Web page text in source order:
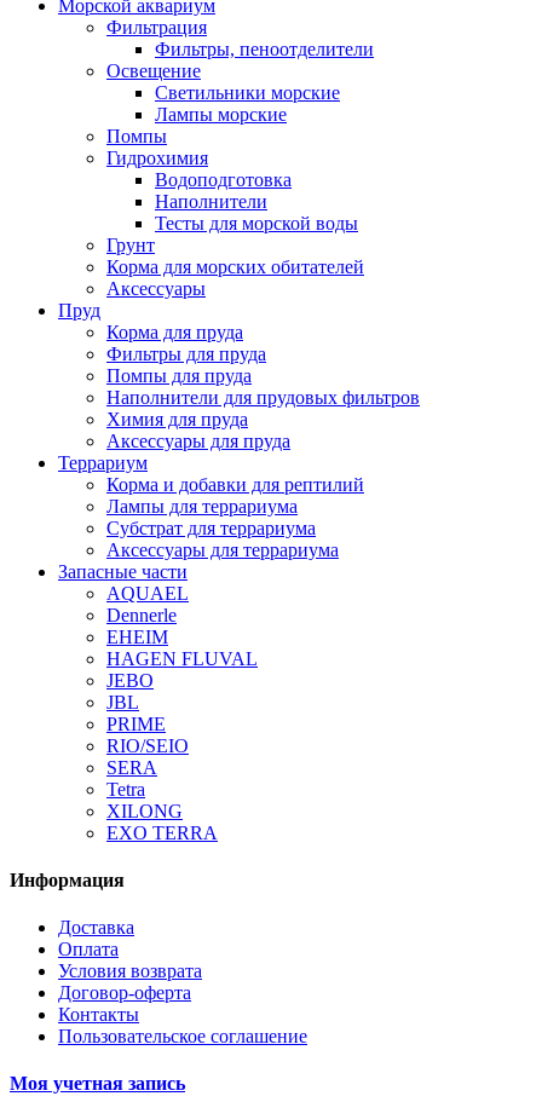
Морской аквариум
Фильтрация
Фильтры, пеноотделители
Освещение
Светильники морские
Лампы морские
Помпы
Гидрохимия
Водоподготовка
Наполнители
Тесты для морской воды
Грунт
Корма для морских обитателей
Аксессуары
Пруд
Корма для пруда
Фильтры для пруда
Помпы для пруда
Наполнители для прудовых фильтров
Химия для пруда
Аксессуары для пруда
Террариум
Корма и добавки для рептилий
Лампы для террариума
Субстрат для террариума
Аксессуары для террариума
Запасные части
AQUAEL
Dennerle
EHEIM
HAGEN FLUVAL
JEBO
JBL
PRIME
RIO/SEIO
SERA
Tetra
XILONG
EXO TERRA
Информация
Доставка
Оплата
Условия возврата
Договор-оферта
Контакты
Пользовательское соглашение
Моя учетная запись